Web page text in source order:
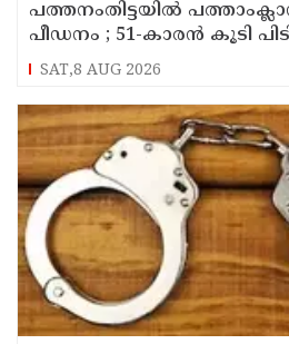
പത്തനംതിട്ടയിൽ
പീഡനം ; 51-കാരൻ കൂടി
SAT,8 AUG 2026